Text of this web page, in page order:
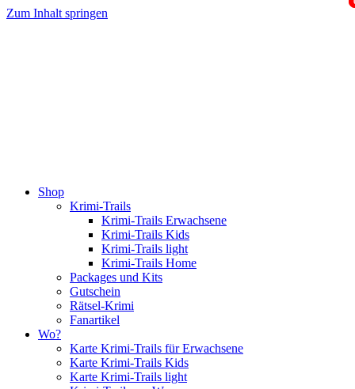
Zum Inhalt springen
Shop
Krimi-Trails
Krimi-Trails Erwachsene
Krimi-Trails Kids
Krimi-Trails light
Krimi-Trails Home
Packages und Kits
Gutschein
Rätsel-Krimi
Fanartikel
Wo?
Karte Krimi-Trails für Erwachsene
Karte Krimi-Trails Kids
Karte Krimi-Trails light